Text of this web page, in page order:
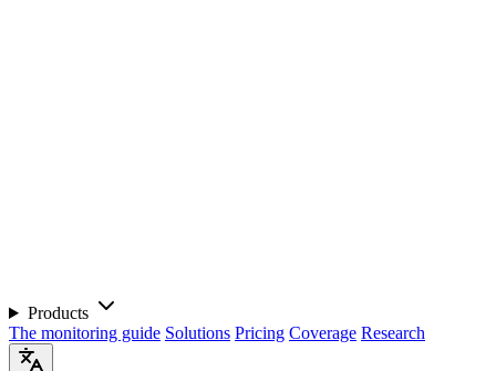
Products
The monitoring guide Solutions Pricing Coverage Research